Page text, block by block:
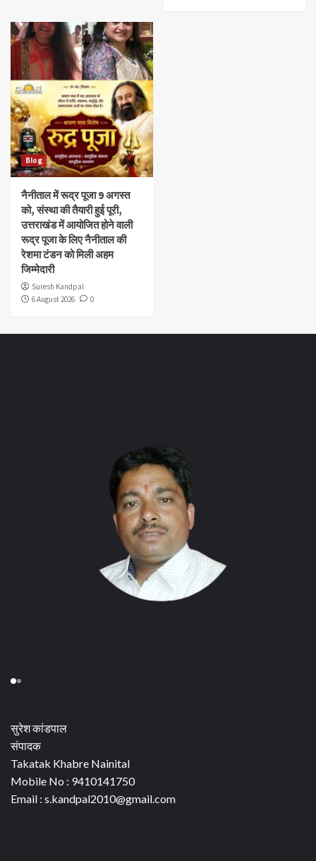
Blog
नैनीताल में रूद्र पूजा 9 अगस्त
को, संस्था की तैयारी हुई पूरी,
उत्तराखंड में आयोजित होने वाली
रूद्र पूजा के लिए नैनीताल की
रेशमा टंडन को मिली अहम
जिम्मेदारी
Suresh Kandpal
6 August 2026
0
सुरेश कांडपाल
संपादक
Takatak Khabre Nainital
Mobile No : 9410141750
Email : s.kandpal2010@gmail.com